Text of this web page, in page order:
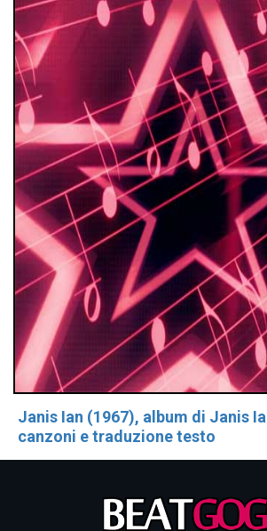
Janis Ian (1967), album di Janis
canzoni e traduzione testo